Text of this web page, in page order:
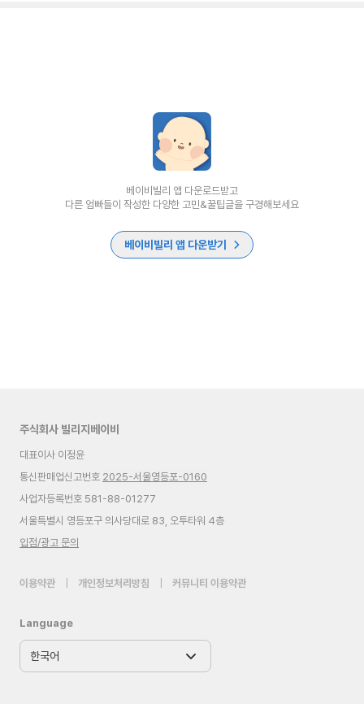
베이비빌리 앱 다운로드받고
다른 엄빠들이 작성한 다양한 고민&꿀팁글을 구경해보세요
베이비빌리 앱 다운받기
주식회사 빌리지베이비
대표이사 이정윤
통신판매업신고번호 2025-서울영등포-0160
사업자등록번호 581-88-01277
서울특별시 영등포구 의사당대로 83, 오투타워 4층
입점/광고 문의
이용약관 개인정보처리방침 커뮤니티 이용약관
Language